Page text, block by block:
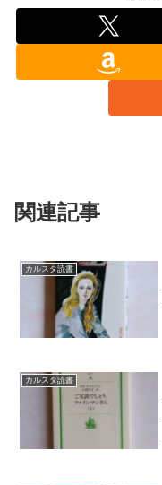
関連記事
カルスタ読書
カルスタ読書